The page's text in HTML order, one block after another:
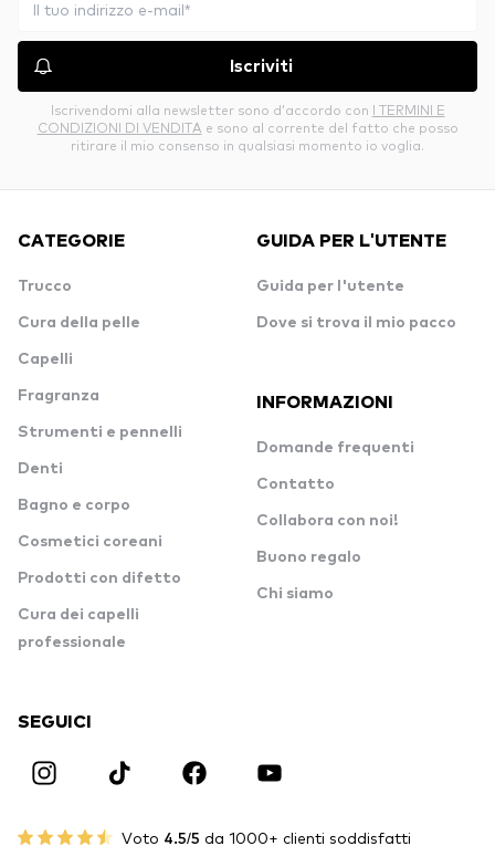
Iscriviti
Iscrivendomi alla newsletter sono d’accordo con I TERMINI E
CONDIZIONI DI VENDITA e sono al corrente del fatto che posso
ritirare il mio consenso in qualsiasi momento io voglia.
CATEGORIE
Trucco
Cura della pelle
Capelli
Fragranza
Strumenti e pennelli
Denti
Bagno e corpo
Cosmetici coreani
Prodotti con difetto
Cura dei capelli
professionale
GUIDA PER L'UTENTE
Guida per l'utente
Dove si trova il mio pacco
INFORMAZIONI
Domande frequenti
Contatto
Collabora con noi!
Buono regalo
Chi siamo
SEGUICI
Voto 4.5/5 da 1000+ clienti soddisfatti